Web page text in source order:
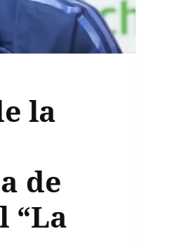
la
de
“La